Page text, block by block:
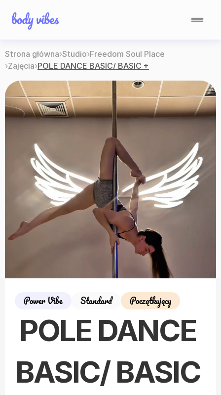
Strona główna›Studio›Freedom Soul Place
›Zajęcia›POLE DANCE BASIC/ BASIC +
Power Vibe Standard Początkujący
POLE DANCE
BASIC/ BASIC